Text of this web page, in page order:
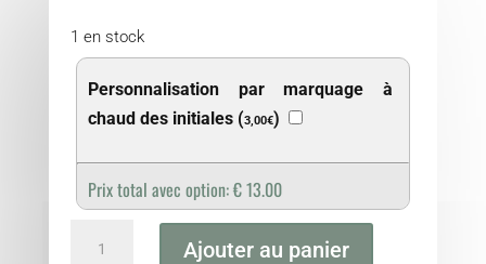
1 en stock
Personnalisation par marquage à
chaud des initiales (3,00€)
Prix total avec option:€13.00
Ajouter au panier